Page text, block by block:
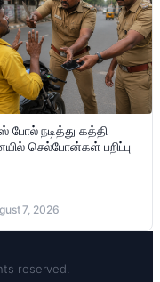
போல் நடித்து கத்தி
செல்போன்கள் பறிப்பு
7, 2026
reserved.